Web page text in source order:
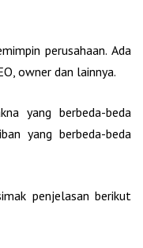
perusahaan. Ada
owner dan lainnya.
yang berbeda-beda
yang berbeda-beda
penjelasan berikut